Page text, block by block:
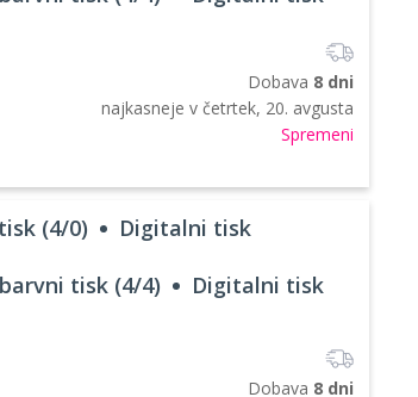
Dobava 8 dni
najkasneje v četrtek, 20. avgusta
Spremeni
(4/0) Digitalni tisk
tisk (4/4) Digitalni tisk
Dobava 8 dni